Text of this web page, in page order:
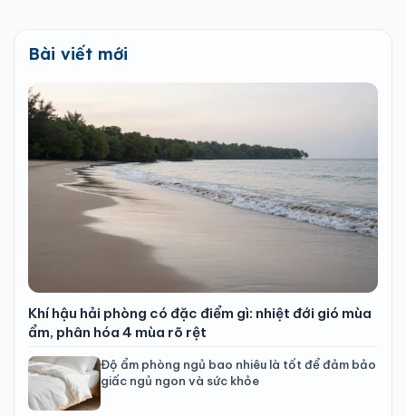
Bài viết mới
Khí hậu hải phòng có đặc điểm gì: nhiệt đới gió mùa
ẩm, phân hóa 4 mùa rõ rệt
Độ ẩm phòng ngủ bao nhiêu là tốt để đảm bảo
giấc ngủ ngon và sức khỏe